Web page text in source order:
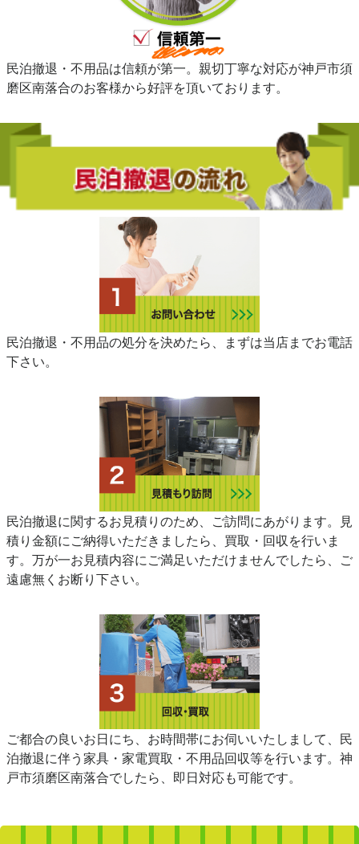
民泊撤退・不用品は信頼が第一。親切丁寧な対応が神戸市須
磨区南落合のお客様から好評を頂いております。
民泊撤退・不用品の処分を決めたら、まずは当店までお電話
下さい。
民泊撤退に関するお見積りのため、ご訪問にあがります。見
積り金額にご納得いただきましたら、買取・回収を行いま
す。万が一お見積内容にご満足いただけませんでしたら、ご
遠慮無くお断り下さい。
ご都合の良いお日にち、お時間帯にお伺いいたしまして、民
泊撤退に伴う家具・家電買取・不用品回収等を行います。神
戸市須磨区南落合でしたら、即日対応も可能です。